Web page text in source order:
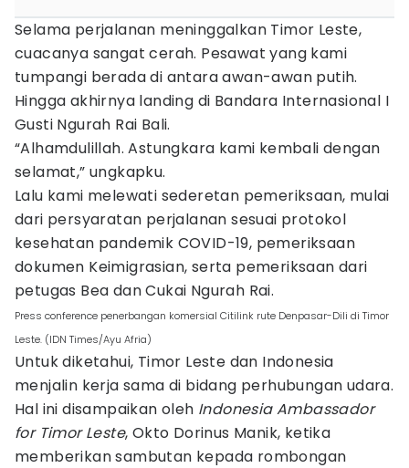
Selama perjalanan meninggalkan Timor Leste,
cuacanya sangat cerah. Pesawat yang kami
tumpangi berada di antara awan-awan putih.
Hingga akhirnya landing di Bandara Internasional I
Gusti Ngurah Rai Bali.
“Alhamdulillah. Astungkara kami kembali dengan
selamat,” ungkapku.
Lalu kami melewati sederetan pemeriksaan, mulai
dari persyaratan perjalanan sesuai protokol
kesehatan pandemik COVID-19, pemeriksaan
dokumen Keimigrasian, serta pemeriksaan dari
petugas Bea dan Cukai Ngurah Rai.
Press conference penerbangan komersial Citilink rute Denpasar-Dili di Timor
Leste. (IDN Times/Ayu Afria)
Untuk diketahui, Timor Leste dan Indonesia
menjalin kerja sama di bidang perhubungan udara.
Hal ini disampaikan oleh Indonesia Ambassador
for Timor Leste, Okto Dorinus Manik, ketika
memberikan sambutan kepada rombongan